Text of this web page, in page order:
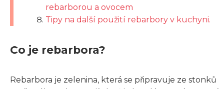
rebarborou a ovocem
Tipy na další použití rebarbory v kuchyni.
Co je rebarbora?
Rebarbora je zelenina, která se připravuje ze stonků